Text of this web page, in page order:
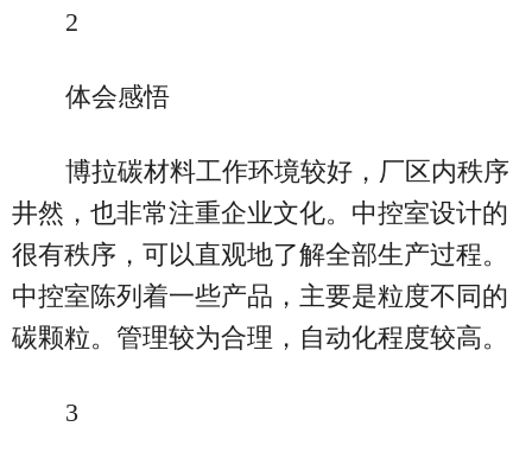
2
体会感悟
博拉碳材料工作环境较好，厂区内秩序
井然，也非常注重企业文化。中控室设计的
很有秩序，可以直观地了解全部生产过程。
中控室陈列着一些产品，主要是粒度不同的
碳颗粒。管理较为合理，自动化程度较高。
3